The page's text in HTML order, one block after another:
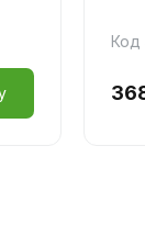
Код